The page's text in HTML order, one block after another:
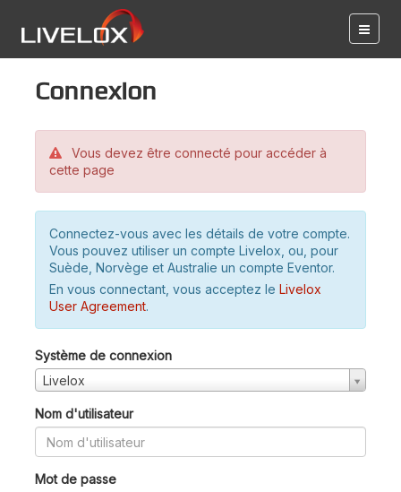
Connexion
Vous devez être connecté pour accéder à
cette page
Connectez-vous avec les détails de votre compte.
Vous pouvez utiliser un compte Livelox, ou, pour
Suède, Norvège et Australie un compte Eventor.
En vous connectant, vous acceptez le Livelox
User Agreement.
Système de connexion
Livelox
Nom d'utilisateur
Mot de passe